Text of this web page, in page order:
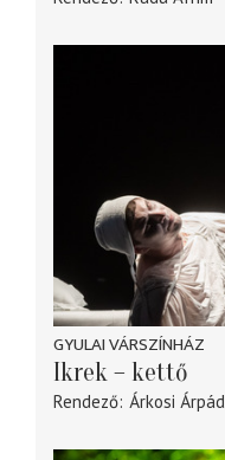
GYULAI VÁRSZÍNHÁZ
Ikrek – kettő
Rendező Árkosi Árpád